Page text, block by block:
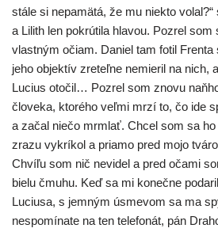
stá­le si nepa­mä­tá, že mu nie­kto
a Lilith len pokrú­ti­la hla­vou. Pozrel som
vlast­ným očiam. Daniel tam fotil
jeho objek­tív zre­teľ­ne nemie­ril na nich,
Lucius oto­čil… Pozrel som zno­vu
člo­ve­ka, kto­ré­ho veľ­mi mrzí to, čo ide
a začal nie­čo mrm­lať. Chcel som sa
zra­zu vykrí­kol a pria­mo pred mojo
Chvíľu som nič nevi­del a pred oča­mi
bie­lu čmu­hu. Keď sa mi koneč­ne
Luciusa, s jem­ným úsme­vom sa ma
nespo­mí­na­te na ten tele­fo­nát, pán